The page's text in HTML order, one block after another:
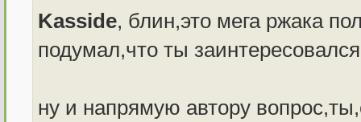
Kasside, блин,это мега ржака
подумал,что ты
ну и напрямую автору